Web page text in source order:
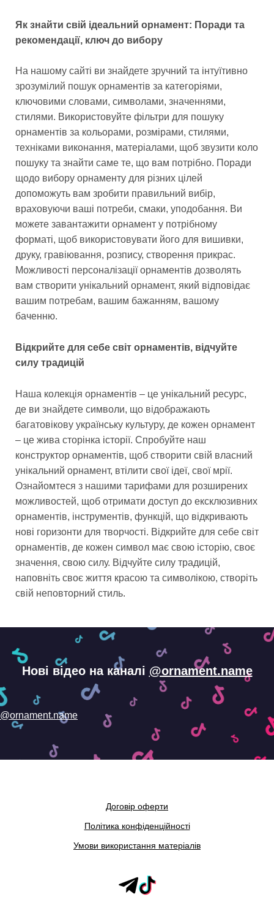
Як знайти свій ідеальний орнамент: Поради та
рекомендації, ключ до вибору
На нашому сайті ви знайдете зручний та інтуїтивно
зрозумілий пошук орнаментів за категоріями,
ключовими словами, символами, значеннями,
стилями. Використовуйте фільтри для пошуку
орнаментів за кольорами, розмірами, стилями,
техніками виконання, матеріалами, щоб звузити коло
пошуку та знайти саме те, що вам потрібно. Поради
щодо вибору орнаменту для різних цілей
допоможуть вам зробити правильний вибір,
враховуючи ваші потреби, смаки, уподобання. Ви
можете завантажити орнамент у потрібному
форматі, щоб використовувати його для вишивки,
друку, гравіювання, розпису, створення прикрас.
Можливості персоналізації орнаментів дозволять
вам створити унікальний орнамент, який відповідає
вашим потребам, вашим бажанням, вашому
баченню.
Відкрийте для себе світ орнаментів, відчуйте
силу традицій
Наша колекція орнаментів – це унікальний ресурс,
де ви знайдете символи, що відображають
багатовікову українську культуру, де кожен орнамент
– це жива сторінка історії. Спробуйте наш
конструктор орнаментів, щоб створити свій власний
унікальний орнамент, втілити свої ідеї, свої мрії.
Ознайомтеся з нашими тарифами для розширених
можливостей, щоб отримати доступ до ексклюзивних
орнаментів, інструментів, функцій, що відкривають
нові горизонти для творчості. Відкрийте для себе світ
орнаментів, де кожен символ має свою історію, своє
значення, свою силу. Відчуйте силу традицій,
наповніть своє життя красою та символікою, створіть
свій неповторний стиль.
Нові відео на каналі @ornament.name
@ornament.name
Договір оферти
Політика конфіденційності
Умови використання матеріалів